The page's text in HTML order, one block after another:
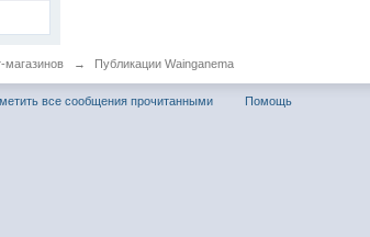
магазинов → Публикации Wainganema
все сообщения прочитанными Помощь